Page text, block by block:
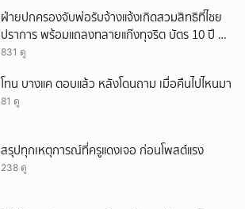
ฝ่ายปกครองจับพ่อรับจ้างแจ้งเกิดสวมสิทธิที่ไชย
ปราการ พร้อมแถลงทลายแก๊งทุจริต บัตร 10 ปี ที่
แม่สอด
831 ดู
โทน บางแค ตอบแล้ว หลังโดนถาม เมื่อคืนไปไหนมา
81 ดู
สรุปทุกเหตุการณ์ที่ครูแดงเจอ ก่อนโพสต์แรง
238 ดู